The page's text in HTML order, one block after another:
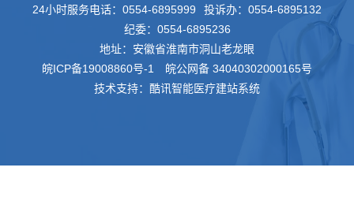
24小时服务电话： 0554-6895999 投诉办： 0554-6895132
纪委： 0554-6895236
地址：安徽省淮南市洞山老龙眼
皖ICP备19008860号-1
皖公网备 34040302000165号
技术支持：酷讯智能医疗建站系统